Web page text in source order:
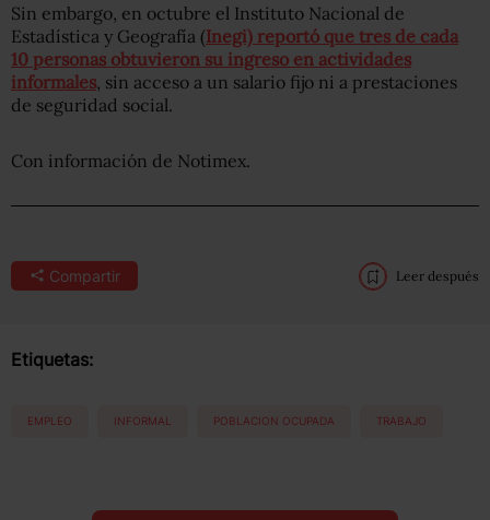
Sin embargo, en octubre el Instituto Nacional de
Estadística y Geografía (Inegi) reportó que tres de cada
10 personas obtuvieron su ingreso en actividades
informales , sin acceso a un salario fijo ni a prestaciones
de seguridad social.
Con información de Notimex.
Compartir Leer después
Etiquetas:
EMPLEO INFORMAL POBLACION OCUPADA TRABAJO